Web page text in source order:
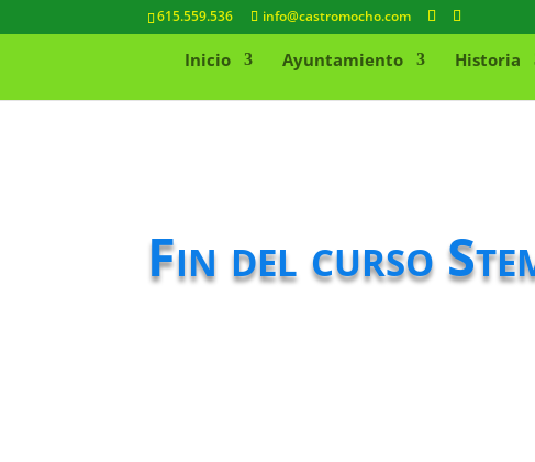
615.559.536 info@castromocho.com
Inicio Ayuntamiento Historia
Fin del curso